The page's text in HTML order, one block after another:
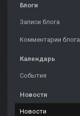
Блоги
Записи блога
Комментарии блога
Календарь
События
Новости
Новости